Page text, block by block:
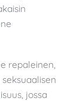
repaleinen,
jossa